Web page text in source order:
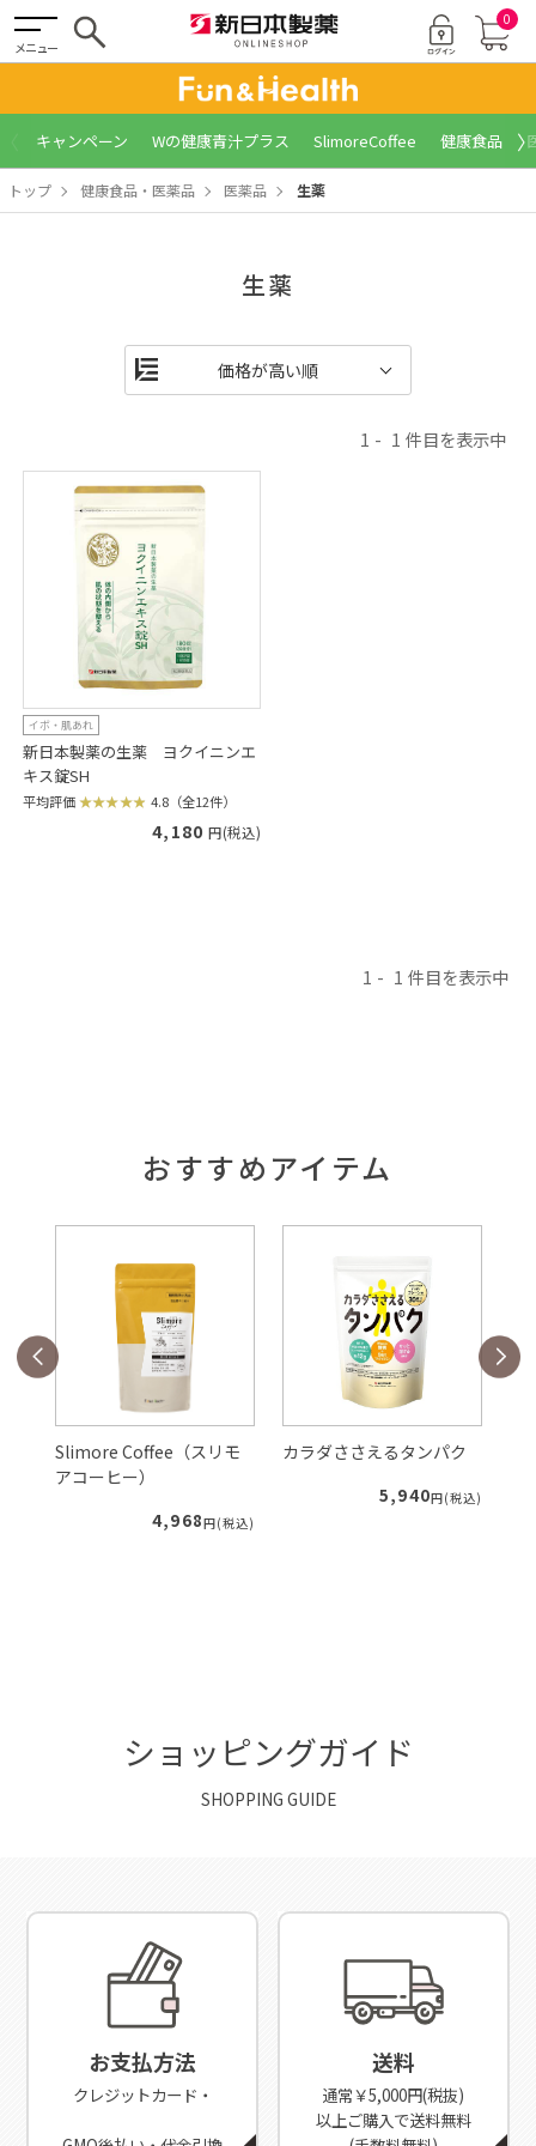
メニュー
0
キャンペーン Wの健康青汁プラス SlimoreCoffee 健康食品 〉
トップ 健康食品・医薬品 医薬品 生薬
生薬
1 1
イボ・肌あれ
新日本製薬の生薬 ヨクイニンエ
キス錠SH
平均評価 4.8（全12件）
4,180 円(税込)
1 1
おすすめアイテム
Slimore Coffee（スリモ
アコーヒー）
4,968円(税込)
カラダささえるタンパク
5,940円(税込)
ショッピングガイド
SHOPPING GUIDE
お支払方法
クレジットカード・
送料
通常￥5,000円(税抜)
以上ご購入で送料無料